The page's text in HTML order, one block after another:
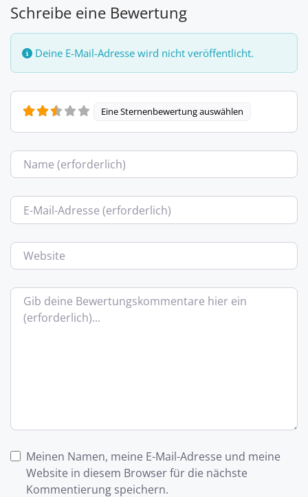
Schreibe eine Bewertung
Deine E-Mail-Adresse wird nicht veröffentlicht.
Eine Sternenbewertung auswählen
Name
E-Mail
Website
Bewertungstext
Meinen Namen, meine E-Mail-Adresse und meine
Website in diesem Browser für die nächste
Kommentierung speichern.